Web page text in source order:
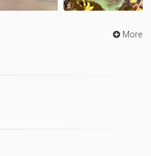
More